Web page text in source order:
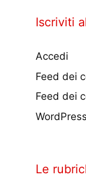
Iscriviti
Accedi
Feed dei
Feed dei
Le